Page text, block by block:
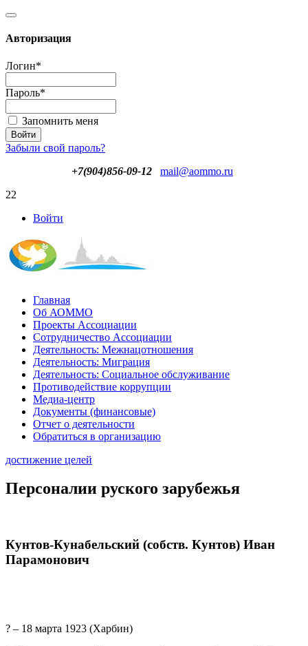
Авторизация
Логин*
Пароль*
Запомнить меня
Забыли свой пароль?
+7(904)856-09-12
mail@aommo.ru
22
Войти
Главная
Об АОММО
Проекты Ассоциации
Сотрудничество Ассоциации
Деятельность: Межнацотношения
Деятельность: Миграция
Деятельность: Социальное обслуживание
Противодействие коррупции
Медиа-центр
Документы (финансовые)
Отчет о деятельности
Обратиться в организацию
достижение целей
Персоналии руского зарубежья
Кунтов-Кунабельский (собств. Кунтов) Иван
Парамонович
? – 18 марта 1923 (Харбин)